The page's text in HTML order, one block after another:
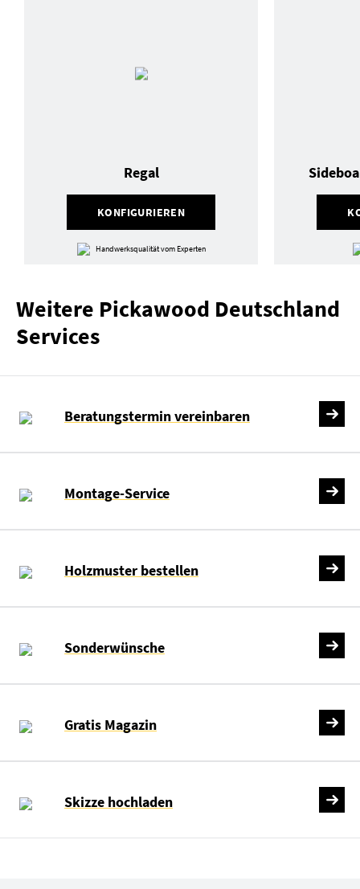
KONFIGURIEREN
Regal
Handwerksqualität vom Experten
Weitere Pickawood Deutschland
Services
Beratungstermin vereinbaren
Montage-Service
Holzmuster bestellen
Sonderwünsche
Gratis Magazin
Skizze hochladen